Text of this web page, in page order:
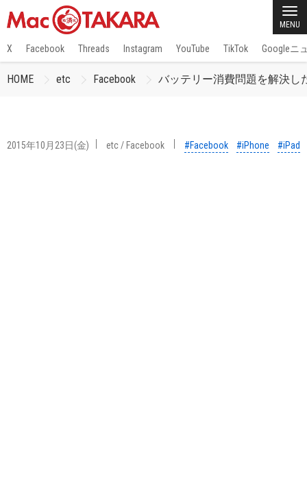
MENU
X Facebook Threads Instagram YouTube TikTok Googleニ
HOME etc Facebook バッテリー消費問題を解決し
2015年10月23日(金) etc/ Facebook #Facebook #iPhone #iPad